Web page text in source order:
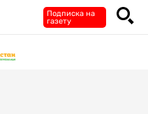
Подписка на
газету